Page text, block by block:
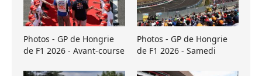
Photos - GP de Hongrie
de F1 2026 - Avant-course
Photos - GP de Hongrie
de F1 2026 - Samedi